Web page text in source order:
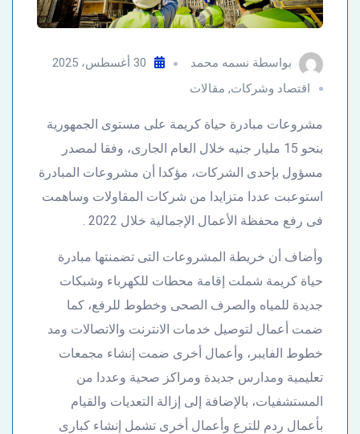
بواسطة نسمه محمد
30 أغسطس، 2025
اقتصاد وشركات, مقالات
مشروعات مبادرة حياة كريمة على مستوى الجمهورية
بنحو 15 مليار جنيه خلال العام الجارى، وفقا لمصدر
مسؤول بإحدى الشركات، مؤكدا أن مشروعات المبادرة
استوعبت عددا متزايدا من شركات المقاولات وساهمت
فى رفع محفظة الأعمال الإجمالية خلال 2022 .
وأضاف أن خريطة المشروعات التى تضمنتها مبادرة
حياة كريمة شملت إقامة محطات للكهرباء وشبكات
جديدة للمياه والصرف الصحى وخطوط للرفع، كما
ضمت أعمال لتوصيل خدمات الانترنت والاتصالات ومد
خطوط الفايبر، وأعمال أخرى ضمت إنشاء مجمعات
تعليمية ومدارس جديدة ومراكز صحية وعددا من
المستشفيات، بالإضافة إلى إزالة التعديات والقيام
بأعمال ردم للترع وأعمال أخرى تشمل إنشاء كبارى